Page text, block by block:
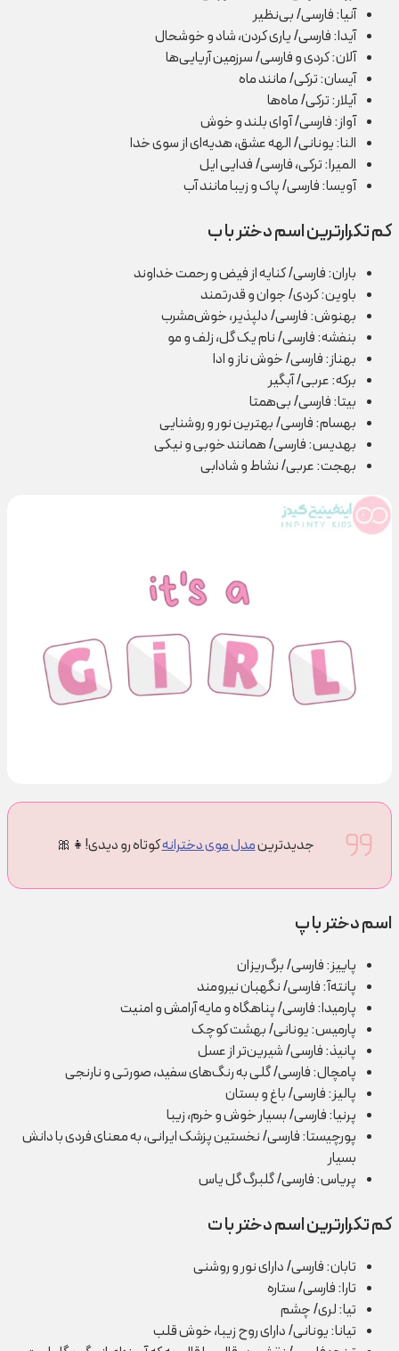
آنیا: فارسی/ بی‌نظیر
آیدا: فارسی/ یاری کردن، شاد و خوشحال
آلان: کردی و فارسی/ سرزمین آریایی‌ها
آیسان: ترکی/ مانند ماه
آیلار: ترکی/ ماه‌ها
آواز: فارسی/ آوای بلند و خوش
النا: یونانی/ الهه عشق، هدیه‌ای از سوی خدا
المیرا: ترکی، فارسی/ فدایی ایل
آویسا: فارسی/ پاک و زیبا مانند آب
کم تکرارترین اسم دختر با ب
باران: فارسی/ کنایه از فیض و رحمت خداوند
باوین: کردی/ جوان و قدرتمند
بهنوش: فارسی/ دلپذیر، خوش‌مشرب
بنفشه: فارسی/ نام یک گل، زلف و مو
بهناز: فارسی/ خوش ناز و ادا
برکه: عربی/ آبگیر
بیتا: فارسی/ بی‌همتا
بهسام: فارسی/ بهترین نور و روشنایی
بهدیس: فارسی/ همانند خوبی و نیکی
بهجت: عربی/ نشاط و شادابی
جدیدترینمدل موی دخترانهکوتاه رو دیدی!👧🎀
اسم دختر با پ
پاییز: فارسی/ برگ‌ریزان
پانته‌آ: فارسی/ نگهبان نیرومند
پارمیدا: فارسی/ پناهگاه و مایه آرامش و امنیت
پارمیس: یونانی/ بهشت کوچک
پانیذ: فارسی/ شیرین‌تر از عسل
پامچال: فارسی/ گلی به رنگ‌های سفید، صورتی و نارنجی
پالیز: فارسی/ باغ و بستان
پرنیا: فارسی/ بسیار خوش و خرم، زیبا
پورچیستا: فارسی/ نخستین پزشک ایرانی، به معنای فردی با دانش
بسیار
پریاس: فارسی/ گلبرگ گل یاس
کم تکرارترین اسم دختر با ت
تابان: فارسی/ دارای نور و روشنی
تارا: فارسی/ ستاره
تیا: لری/ چشم
تیانا: یونانی/ دارای روح زیبا، خوش قلب